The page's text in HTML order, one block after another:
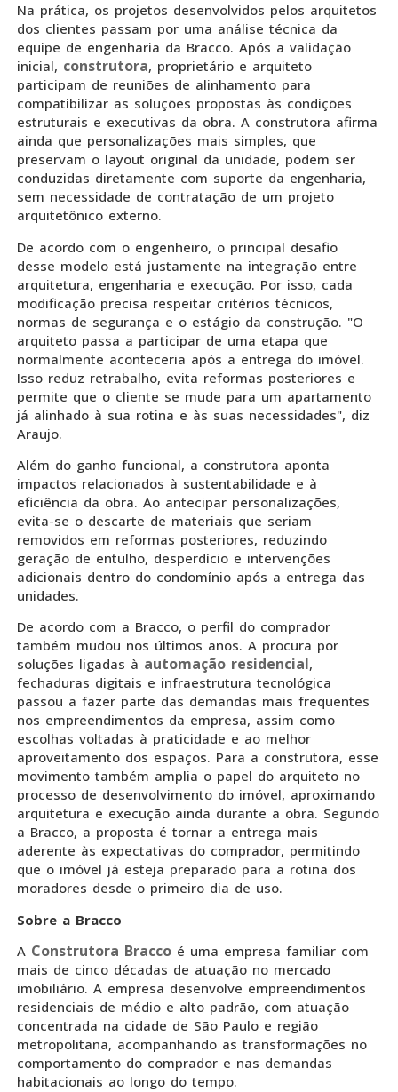
Na prática, os projetos desenvolvidos pelos arquitetos
dos clientes passam por uma análise técnica da
equipe de engenharia da Bracco. Após a validação
inicial, construtora, proprietário e arquiteto
participam de reuniões de alinhamento para
compatibilizar as soluções propostas às condições
estruturais e executivas da obra. A construtora afirma
ainda que personalizações mais simples, que
preservam o layout original da unidade, podem ser
conduzidas diretamente com suporte da engenharia,
sem necessidade de contratação de um projeto
arquitetônico externo.
De acordo com o engenheiro, o principal desafio
desse modelo está justamente na integração entre
arquitetura, engenharia e execução. Por isso, cada
modificação precisa respeitar critérios técnicos,
normas de segurança e o estágio da construção. "O
arquiteto passa a participar de uma etapa que
normalmente aconteceria após a entrega do imóvel.
Isso reduz retrabalho, evita reformas posteriores e
permite que o cliente se mude para um apartamento
já alinhado à sua rotina e às suas necessidades", diz
Araujo.
Além do ganho funcional, a construtora aponta
impactos relacionados à sustentabilidade e à
eficiência da obra. Ao antecipar personalizações,
evita-se o descarte de materiais que seriam
removidos em reformas posteriores, reduzindo
geração de entulho, desperdício e intervenções
adicionais dentro do condomínio após a entrega das
unidades.
De acordo com a Bracco, o perfil do comprador
também mudou nos últimos anos. A procura por
soluções ligadas à automação residencial,
fechaduras digitais e infraestrutura tecnológica
passou a fazer parte das demandas mais frequentes
nos empreendimentos da empresa, assim como
escolhas voltadas à praticidade e ao melhor
aproveitamento dos espaços. Para a construtora, esse
movimento também amplia o papel do arquiteto no
processo de desenvolvimento do imóvel, aproximando
arquitetura e execução ainda durante a obra. Segundo
a Bracco, a proposta é tornar a entrega mais
aderente às expectativas do comprador, permitindo
que o imóvel já esteja preparado para a rotina dos
moradores desde o primeiro dia de uso.
Sobre a Bracco
A Construtora Bracco é uma empresa familiar com
mais de cinco décadas de atuação no mercado
imobiliário. A empresa desenvolve empreendimentos
residenciais de médio e alto padrão, com atuação
concentrada na cidade de São Paulo e região
metropolitana, acompanhando as transformações no
comportamento do comprador e nas demandas
habitacionais ao longo do tempo.